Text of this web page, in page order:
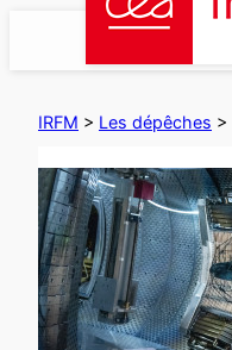
IRFM > Les dépêches >